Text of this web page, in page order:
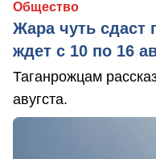
Общество
Жара чуть сдаст
ждет с 10 по 16
Таганрожцам
авугста.